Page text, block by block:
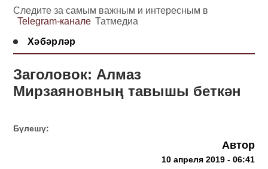
Следите за самым важным и интересным в
Telegram-канале Татмедиа
Хәбәрләр
Заголовок: Алмаз
Мирзаяновның тавышы беткән
Бүлешү:
Автор
10 апреля 2019 - 06:41